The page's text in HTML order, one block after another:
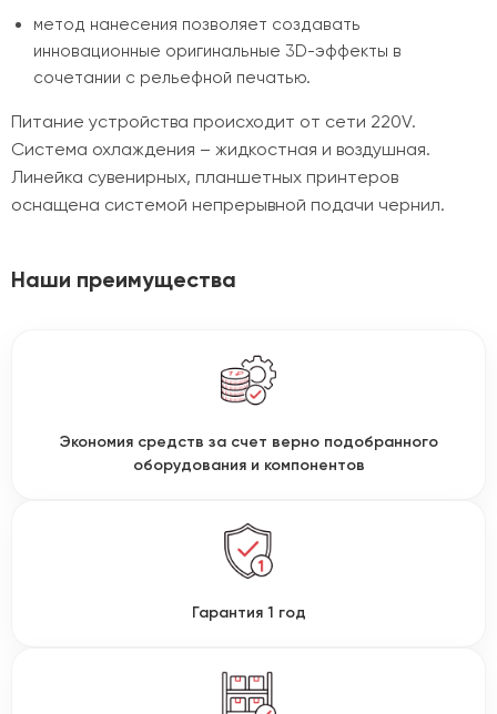
метод нанесения позволяет создавать
инновационные оригинальные 3D-эффекты в
сочетании с рельефной печатью.
Питание устройства происходит от сети 220V.
Система охлаждения – жидкостная и воздушная.
Линейка сувенирных, планшетных принтеров
оснащена системой непрерывной подачи чернил.
Наши преимущества
Экономия средств за счет верно подобранного
оборудования и компонентов
Гарантия 1 год